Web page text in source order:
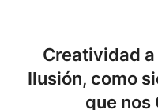
Creatividad
Ilusión, como
que nos